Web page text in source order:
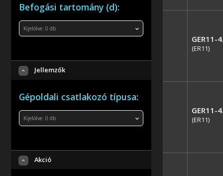
Befogási tartomány (d):
Kijelölve:0 db
Jellemzők
Gépoldali csatlakozó típusa:
Kijelölve:0 db
Akció
GER11-
(ER11)
GER11-
(ER11)